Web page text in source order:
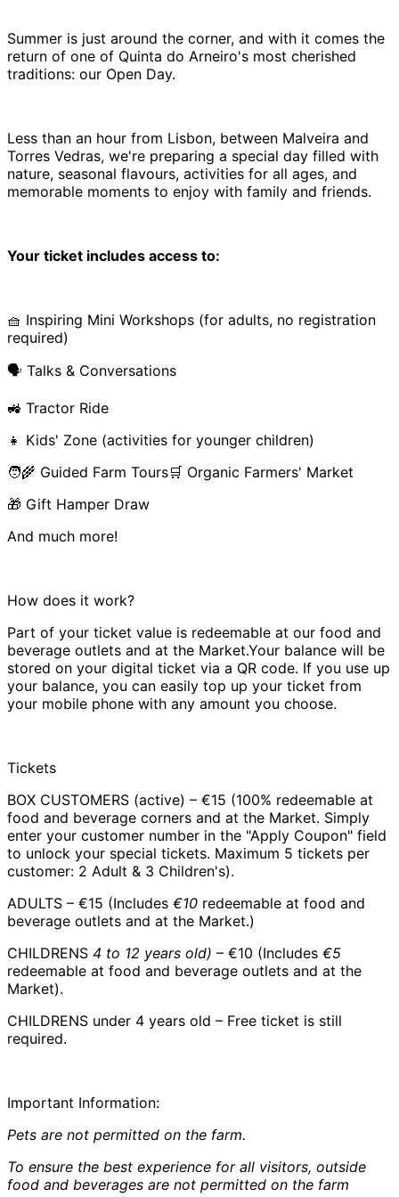
Summer is just around the corner, and with it comes the
return of one of Quinta do Arneiro's most cherished
traditions: our Open Day.
Less than an hour from Lisbon, between Malveira and
Torres Vedras, we're preparing a special day filled with
nature, seasonal flavours, activities for all ages, and
memorable moments to enjoy with family and friends.
Your ticket includes access to:
🧺 Inspiring Mini Workshops (for adults, no registration
required)
🗣️ Talks & Conversations
🚜 Tractor Ride
👧 Kids' Zone (activities for younger children)
🧑‍🌾 Guided Farm Tours🛒 Organic Farmers' Market
🎁 Gift Hamper Draw
And much more!
How does it work?
Part of your ticket value is redeemable at our food and
beverage outlets and at the Market.Your balance will be
stored on your digital ticket via a QR code. If you use up
your balance, you can easily top up your ticket from
your mobile phone with any amount you choose.
Tickets
BOX CUSTOMERS (active) – €15 (100% redeemable at
food and beverage corners and at the Market. Simply
enter your customer number in the "Apply Coupon" field
to unlock your special tickets. Maximum 5 tickets per
customer: 2 Adult & 3 Children's).
ADULTS – €15 (Includes €10 redeemable at food and
beverage outlets and at the Market.)
CHILDRENS 4 to 12 years old) – €10 (Includes €5
redeemable at food and beverage outlets and at the
Market).
CHILDRENS under 4 years old – Free ticket is still
required.
Important Information:
Pets are not permitted on the farm.
To ensure the best experience for all visitors, outside
food and beverages are not permitted on the farm